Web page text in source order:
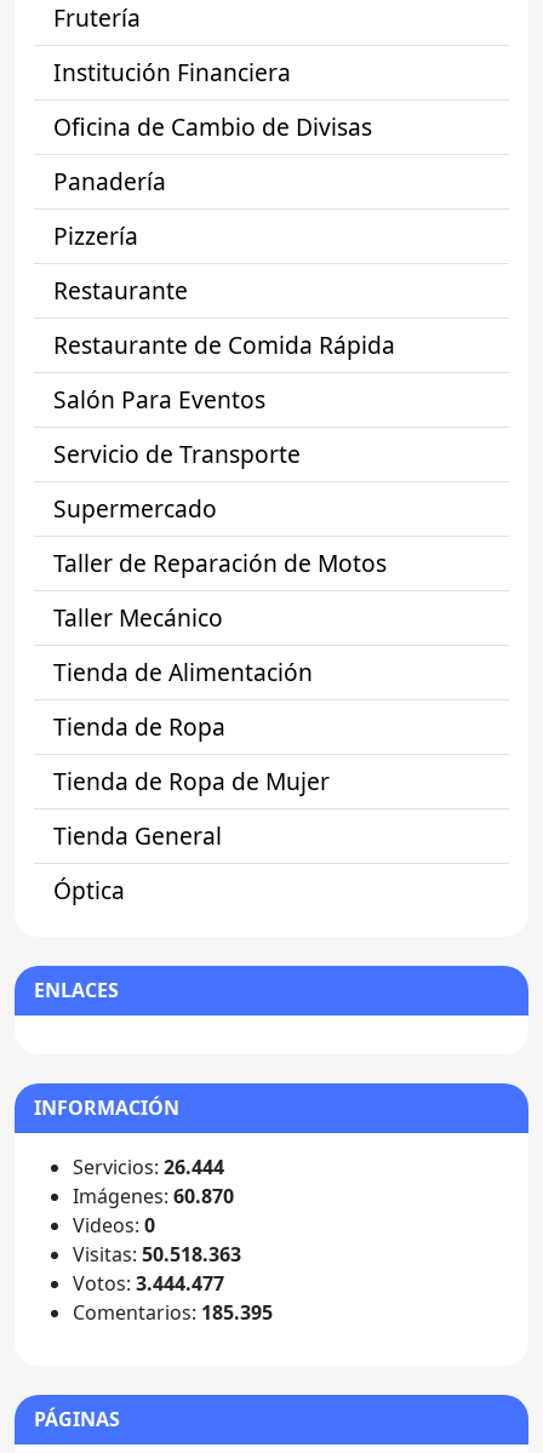
Frutería
Institución Financiera
Oficina de Cambio de Divisas
Panadería
Pizzería
Restaurante
Restaurante de Comida Rápida
Salón Para Eventos
Servicio de Transporte
Supermercado
Taller de Reparación de Motos
Taller Mecánico
Tienda de Alimentación
Tienda de Ropa
Tienda de Ropa de Mujer
Tienda General
Óptica
ENLACES
INFORMACIÓN
Servicios: 26.444
Imágenes: 60.870
Videos: 0
Visitas: 50.518.363
Votos: 3.444.477
Comentarios: 185.395
PÁGINAS